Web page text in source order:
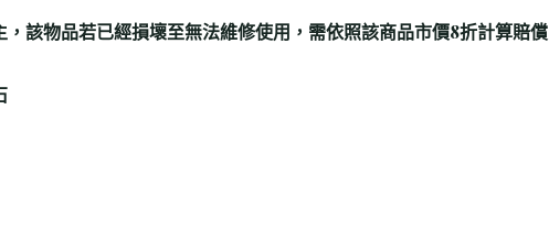
該物品若已經損壞至無法維修使用，需依照該商品市價8折計算賠償